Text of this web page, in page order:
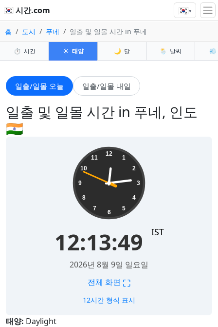
🇰🇷 시간.com 🇰🇷▾
홈 도시 푸네 일출 및 일몰 시간 in 푸네
⏱️ 시간 ☀️ 태양 🌙 달 🌦️ 날씨 💨
일출/일몰 오늘 일출/일몰 내일
일출 및 일몰 시간 in 푸네, 인도
🇮🇳
12
1
2
3
4
5
6
7
8
9
10
11
12:13:51 IST
2026년 8월 9일 일요일
전체 화면 ⛶
12시간 형식 표시
태양: Daylight